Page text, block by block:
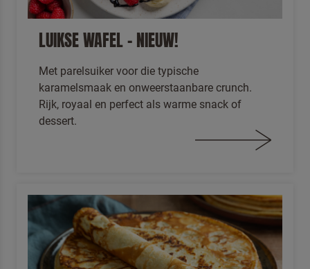
LUIKSE WAFEL – NIEUW!
Met parelsuiker voor die typische
karamelsmaak en onweerstaanbare crunch.
Rijk, royaal en perfect als warme snack of
dessert.
Terugbelverzoek